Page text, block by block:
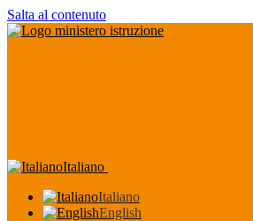
Salta al contenuto
Italiano
Italiano
English